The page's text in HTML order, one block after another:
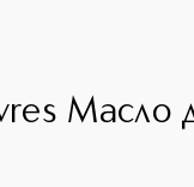
Масло